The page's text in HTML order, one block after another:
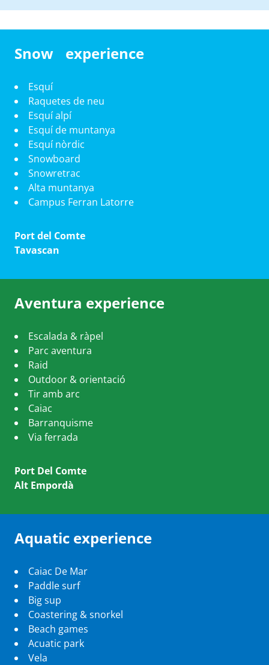
Snow experience
Esquí
Raquetes de neu
Esquí alpí
Esquí de muntanya
Esquí nòrdic
Snowboard
Snowretrac
Alta muntanya
Campus Ferran Latorre
Port del Comte
Tavascan
Aventura experience
Escalada & ràpel
Parc aventura
Raid
Outdoor & orientació
Tir amb arc
Caiac
Barranquisme
Via ferrada
Port Del Comte
Alt Empordà
Aquatic experience
Caiac De Mar
Paddle surf
Big sup
Coastering & snorkel
Beach games
Acuatic park
Vela